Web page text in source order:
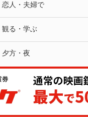
恋人・夫婦で
観る・学ぶ
夕方・夜